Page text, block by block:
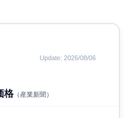
Update: 2026/08/06
格（産業新聞）